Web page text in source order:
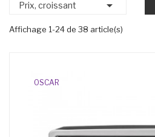
Prix, croissant 
Affichage 1-24 de 38 article(s)
OSCAR